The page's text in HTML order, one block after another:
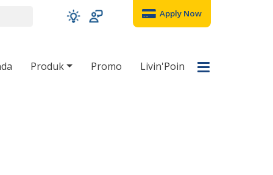
Apply Now
Produk Promo Livin'Poin